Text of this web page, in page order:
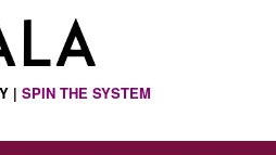
|SPIN THE SYSTEM